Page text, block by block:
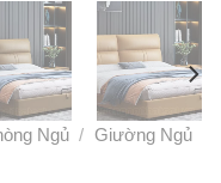
Ngủ / Giường Ngủ